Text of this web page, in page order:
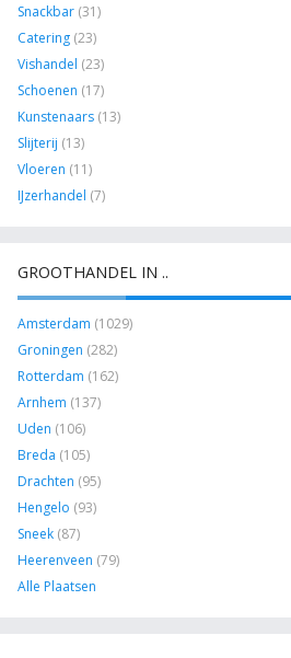
Snackbar (31)
Catering (23)
Vishandel (23)
Schoenen (17)
Kunstenaars (13)
Slijterij (13)
Vloeren (11)
IJzerhandel (7)
GROOTHANDEL IN ..
Amsterdam (1029)
Groningen (282)
Rotterdam (162)
Arnhem (137)
Uden (106)
Breda (105)
Drachten (95)
Hengelo (93)
Sneek (87)
Heerenveen (79)
Alle Plaatsen